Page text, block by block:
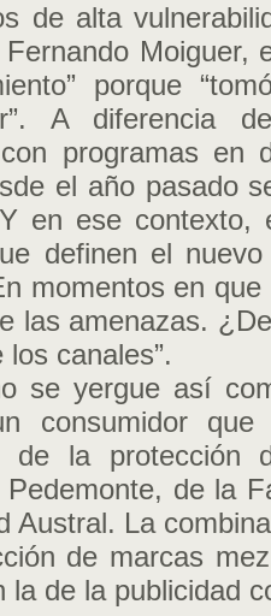
de alta
Moiguer,
porque
A diferencia
programas en
el año pasado
en ese contexto,
definen el
momentos en
las amenazas.
canales”.
se yergue así
consumidor
de la protección
Pedemonte, de la
Austral. La
de marcas
la de la publicidad